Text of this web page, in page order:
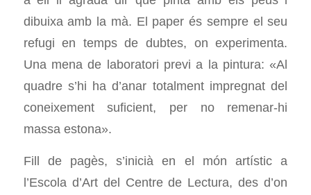
dibuixa amb la mà. El paper és sempre el seu
refugi en temps de dubtes, on experimenta.
Una mena de laboratori previ a la pintura: «Al
quadre s’hi ha d’anar totalment impregnat del
coneixement suficient, per no remenar-hi
massa estona».
Fill de pagès, s’inicià en el món artístic a
l’Escola d’Art del Centre de Lectura, des d’on